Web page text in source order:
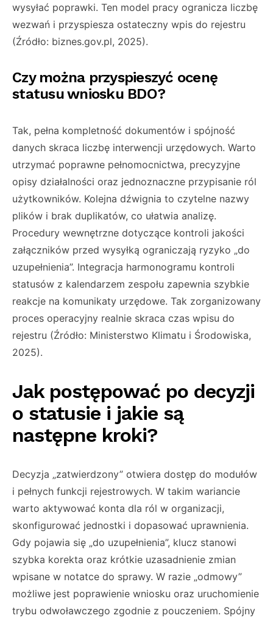
wysyłać poprawki. Ten model pracy ogranicza liczbę
wezwań i przyspiesza ostateczny wpis do rejestru
(Źródło: biznes.gov.pl, 2025).
Czy można przyspieszyć ocenę
statusu wniosku BDO?
Tak, pełna kompletność dokumentów i spójność
danych skraca liczbę interwencji urzędowych. Warto
utrzymać poprawne pełnomocnictwa, precyzyjne
opisy działalności oraz jednoznaczne przypisanie ról
użytkowników. Kolejna dźwignia to czytelne nazwy
plików i brak duplikatów, co ułatwia analizę.
Procedury wewnętrzne dotyczące kontroli jakości
załączników przed wysyłką ograniczają ryzyko „do
uzupełnienia”. Integracja harmonogramu kontroli
statusów z kalendarzem zespołu zapewnia szybkie
reakcje na komunikaty urzędowe. Tak zorganizowany
proces operacyjny realnie skraca czas wpisu do
rejestru (Źródło: Ministerstwo Klimatu i Środowiska,
2025).
Jak postępować po decyzji
o statusie i jakie są
następne kroki?
Decyzja „zatwierdzony” otwiera dostęp do modułów
i pełnych funkcji rejestrowych. W takim wariancie
warto aktywować konta dla ról w organizacji,
skonfigurować jednostki i dopasować uprawnienia.
Gdy pojawia się „do uzupełnienia”, klucz stanowi
szybka korekta oraz krótkie uzasadnienie zmian
wpisane w notatce do sprawy. W razie „odmowy”
możliwe jest poprawienie wniosku oraz uruchomienie
trybu odwoławczego zgodnie z pouczeniem. Spójny